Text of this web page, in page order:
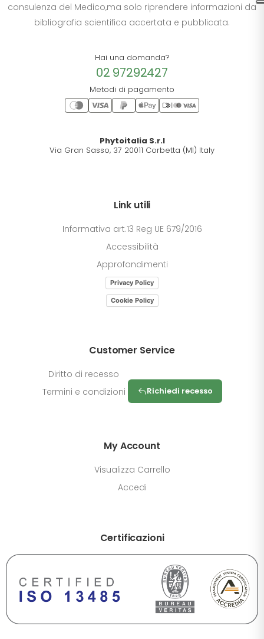
consulenza del Medico,ma solo riprendere informazioni da
bibliografia scientifica accertata e pubblicata.
Hai una domanda?
02 97292427
Metodi di pagamento
Phytoitalia S.r.l
Via Gran Sasso, 37 20011 Corbetta (MI) Italy
Link utili
Informativa art.13 Reg UE 679/2016
Accessibilità
Approfondimenti
Privacy Policy
Cookie Policy
Customer Service
Diritto di recesso
Termini e condizioni
Richiedi recesso
My Account
Visualizza Carrello
Accedi
Certificazioni
DIMENSIONE TESTO